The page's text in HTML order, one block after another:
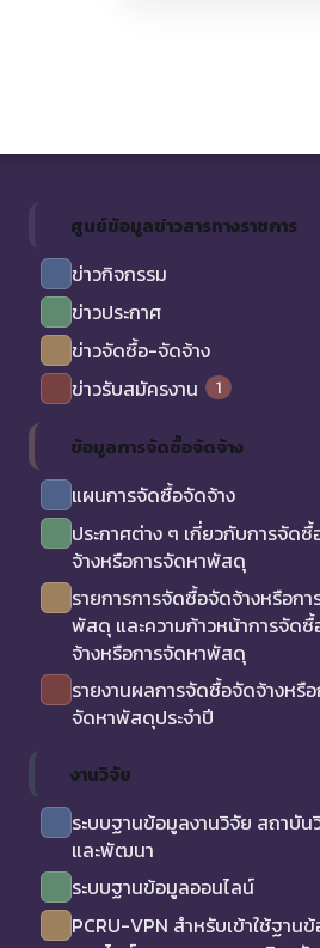
ศูนย์ข้อมูลข่าวสารทางราชการ
ข่าวกิจกรรม
ข่าวประกาศ
ข่าวจัดซื้อ-จัดจ้าง
ข่าวรับสมัครงาน
1
ข้อมูลการจัดซื้อจัดจ้าง
แผนการจัดซื้อจัดจ้าง
ประกาศต่าง ๆ เกี่ยวกับการจัด
จ้างหรือการจัดหาพัสดุ
รายการการจัดซื้อจัดจ้างหรือกา
พัสดุ และความก้าวหน้าการจัด
จ้างหรือการจัดหาพัสดุ
รายงานผลการจัดซื้อจัดจ้างหรื
จัดหาพัสดุประจำปี
งานวิจัย
ระบบฐานข้อมูลงานวิจัย สถาบัน
และพัฒนา
ระบบฐานข้อมูลออนไลน์
PCRU-VPN สำหรับเข้าใช้ฐาน